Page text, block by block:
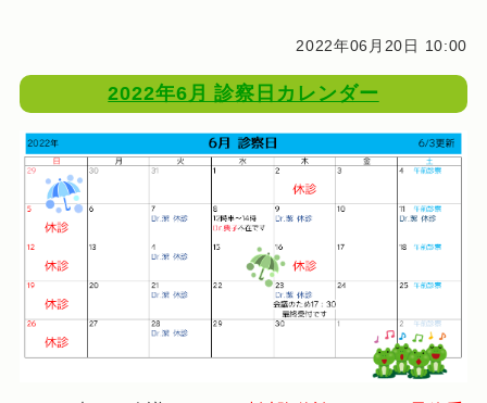
2022年06月20日 10:00
2022年6月 診察日カレンダー